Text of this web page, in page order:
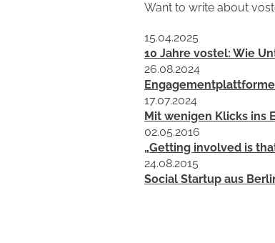
Want to write about
15.04.2025
10 Jahre vostel: Wie
26.08.2024
17.07.2024
Mit wenigen Klicks ins
02.05.2016
„Getting involved is
24.08.2015
Social Startup aus